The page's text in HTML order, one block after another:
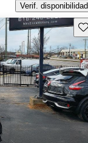
Verif. disponibilidad